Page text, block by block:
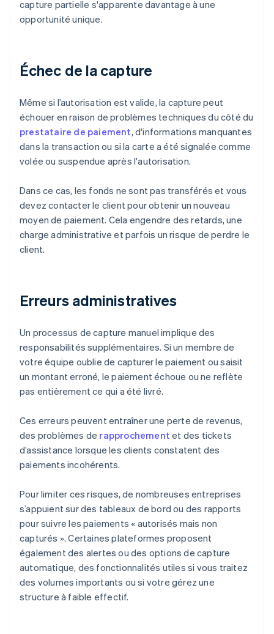
capture partielle s'apparente davantage à une
opportunité unique.
Échec de la capture
Même si l’autorisation est valide, la capture peut
échouer en raison de problèmes techniques du côté du
prestataire de paiement, d'informations manquantes
dans la transaction ou si la carte a été signalée comme
volée ou suspendue après l'autorisation.
Dans ce cas, les fonds ne sont pas transférés et vous
devez contacter le client pour obtenir un nouveau
moyen de paiement. Cela engendre des retards, une
charge administrative et parfois un risque de perdre le
client.
Erreurs administratives
Un processus de capture manuel implique des
responsabilités supplémentaires. Si un membre de
votre équipe oublie de capturer le paiement ou saisit
un montant erroné, le paiement échoue ou ne reflète
pas entièrement ce qui a été livré.
Ces erreurs peuvent entraîner une perte de revenus,
des problèmes de rapprochement et des tickets
d’assistance lorsque les clients constatent des
paiements incohérents.
Pour limiter ces risques, de nombreuses entreprises
s’appuient sur des tableaux de bord ou des rapports
pour suivre les paiements « autorisés mais non
capturés ». Certaines plateformes proposent
également des alertes ou des options de capture
automatique, des fonctionnalités utiles si vous traitez
des volumes importants ou si votre gérez une
structure à faible effectif.